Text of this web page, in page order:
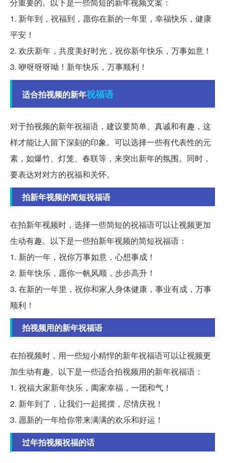
1. 新年到，祝福到，愿你在新的一年里，幸福快乐，健康
平安！
2. 欢庆新年，共度美好时光，祝你新年快乐，万事如意！
3. 咿呀呀呀呦！新年快乐，万事顺利！
适合拍视频的新年祝福语
对于拍视频的新年祝福语，建议要简单、真诚和有趣，这
样才能让人留下深刻的印象。可以选择一些有代表性的元
素，如爆竹、灯笼、春联等，来突出新年的氛围。同时，
要表达对对方的祝福和关怀。
拍新年视频的简短祝福语
在拍新年视频时，选择一些简短的祝福语可以让视频更加
生动有趣。以下是一些拍新年视频的简短祝福语：
1. 新的一年，祝你万事如意，心想事成！
2. 新年快乐，愿你一帆风顺，步步高升！
3. 在新的一年里，祝你和家人身体健康，事业有成，万事
顺利！
拍视频用的新年祝福语
在拍视频时，用一些短小精悍的新年祝福语可以让视频更
加生动有趣。以下是一些适合拍视频用的新年祝福语：
1. 祝福大家新年快乐，阖家幸福，一团和气！
2. 新年到了，让我们一起摇摆，尽情庆祝！
3. 愿新的一年给你带来满满的欢乐和好运！
过年拍视频祝福的话